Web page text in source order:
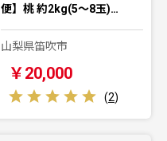
便】桃 約2kg(5～8玉)…
山梨県笛吹市
￥20,000
(2)